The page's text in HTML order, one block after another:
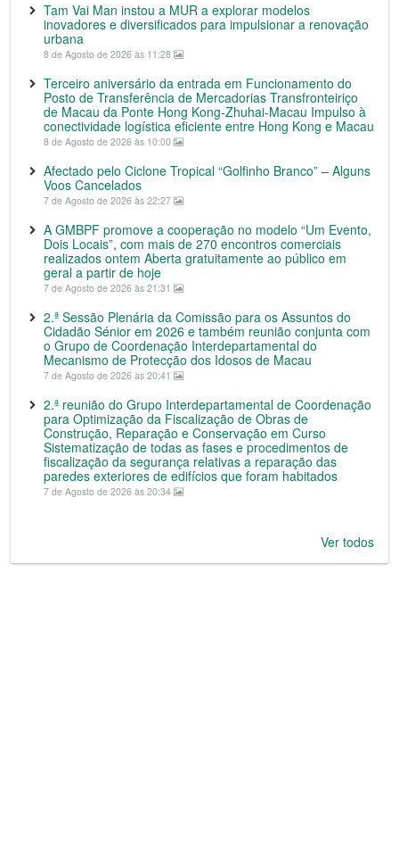
Tam Vai Man instou a MUR a explorar modelos
inovadores e diversificados para impulsionar a renovação
urbana
8 de Agosto de 2026 às 11:28
Terceiro aniversário da entrada em Funcionamento do
Posto de Transferência de Mercadorias Transfronteiriço
de Macau da Ponte Hong Kong-Zhuhai-Macau Impulso à
conectividade logística eficiente entre Hong Kong e Macau
8 de Agosto de 2026 às 10:00
Afectado pelo Ciclone Tropical “Golfinho Branco” – Alguns
Voos Cancelados
7 de Agosto de 2026 às 22:27
A GMBPF promove a cooperação no modelo “Um Evento,
Dois Locais”, com mais de 270 encontros comerciais
realizados ontem Aberta gratuitamente ao público em
geral a partir de hoje
7 de Agosto de 2026 às 21:31
2.ª Sessão Plenária da Comissão para os Assuntos do
Cidadão Sénior em 2026 e também reunião conjunta com
o Grupo de Coordenação Interdepartamental do
Mecanismo de Protecção dos Idosos de Macau
7 de Agosto de 2026 às 20:41
2.ª reunião do Grupo Interdepartamental de Coordenação
para Optimização da Fiscalização de Obras de
Construção, Reparação e Conservação em Curso
Sistematização de todas as fases e procedimentos de
fiscalização da segurança relativas a reparação das
paredes exteriores de edifícios que foram habitados
7 de Agosto de 2026 às 20:34
Ver todos